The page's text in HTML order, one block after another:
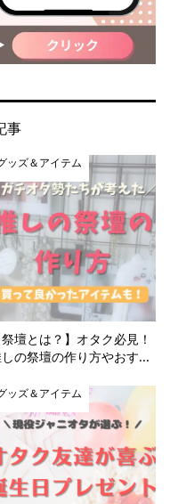
事
ッズ＆アイテム
祭壇とは？】オタク必見！
の祭壇の作り方やおす...
ッズ＆アイテム